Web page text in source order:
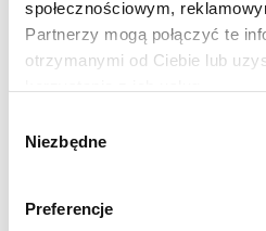
społecznościowym,
Partnerzy mogą połączyć te
otrzymanymi od Ciebie lub
zgody
Niezbędne
Preferencje